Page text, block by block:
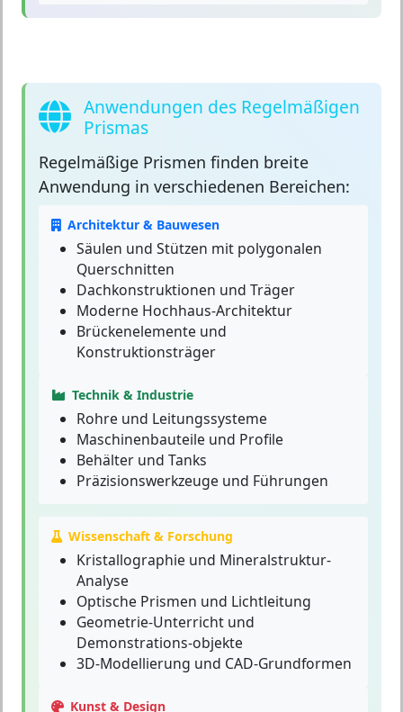
Anwendungen des Regelmäßigen
Prismas
Regelmäßige Prismen finden breite
Anwendung in verschiedenen Bereichen:
Architektur & Bauwesen
Säulen und Stützen mit polygonalen
Querschnitten
Dachkonstruktionen und Träger
Moderne Hochhaus-Architektur
Brückenelemente und
Konstruktionsträger
Technik & Industrie
Rohre und Leitungssysteme
Maschinenbauteile und Profile
Behälter und Tanks
Präzisionswerkzeuge und Führungen
Wissenschaft & Forschung
Kristallographie und Mineralstruktur-
Analyse
Optische Prismen und Lichtleitung
Geometrie-Unterricht und
Demonstrations-objekte
3D-Modellierung und CAD-Grundformen
Kunst & Design